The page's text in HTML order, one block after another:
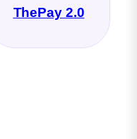
ThePay 2.0